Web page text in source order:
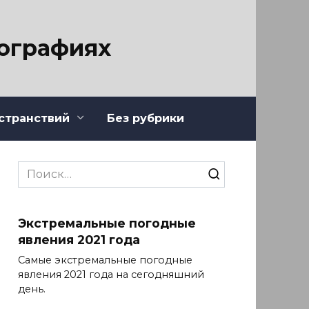
Без рубрики
Search
for:
Экстремальные погодные
явления 2021 года
Самые экстремальные погодные
явления 2021 года на сегодняшний
день.